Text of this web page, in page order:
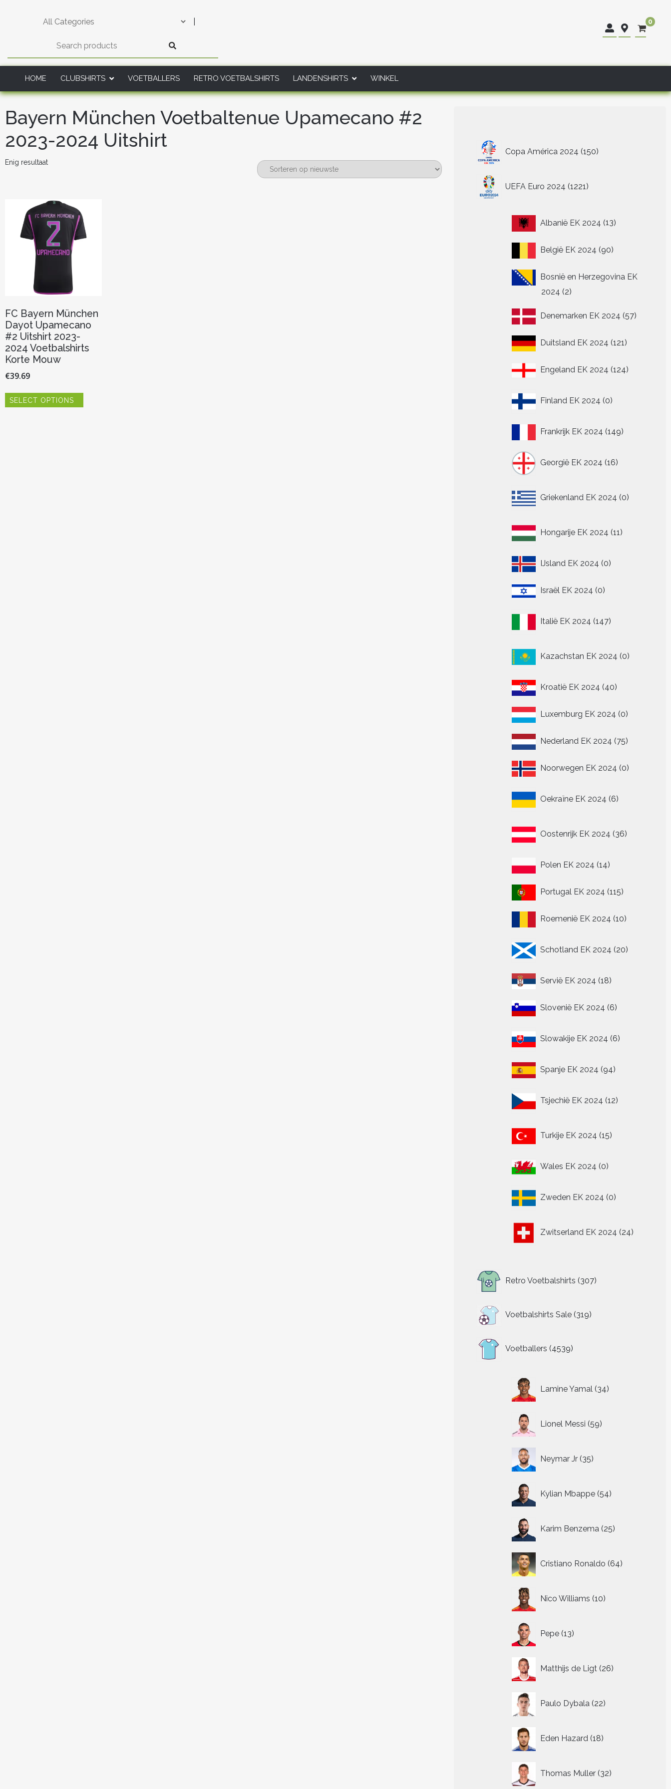
0
HOME CLUBSHIRTS VOETBALLERS RETRO VOETBALSHIRTS LANDENSHIRTS WINKEL
Bayern München Voetbaltenue Upamecano #2
2023-2024 Uitshirt
Enig resultaat
FC Bayern München
Dayot Upamecano
#2 Uitshirt 2023-
2024 Voetbalshirts
Korte Mouw
€39.69
SELECT OPTIONS
Copa América 2024 150
producten
UEFA Euro 2024 1221
producten
Albanië EK 2024 1313
België EK 2024 9090
Bosnië en Herzegovina EK
2024 22
Denemarken EK 2024 5757
Duitsland EK 2024 121 121
Engeland EK 2024 124124
Finland EK 2024 0
producten
Frankrijk EK 2024 149149
Georgië EK 2024 16
producten
Griekenland EK 2024 0
producten
Hongarije EK 2024 11
producten
IJsland EK 2024 00
Israël EK 2024 00
Italië EK 2024 147
producten
Kazachstan EK 2024 0
producten
Kroatië EK 2024 4040
Luxemburg EK 2024 00
Nederland EK 2024 7575
Noorwegen EK 2024 00
Oekraïne EK 2024 6
producten
Oostenrijk EK 2024 36
producten
Polen EK 2024 1414
Portugal EK 2024 115115
Roemenië EK 2024 1010
Schotland EK 2024 20
producten
Servië EK 2024 1818
Slovenië EK 2024 66
Slowakije EK 2024 6
producten
Spanje EK 2024 9494
Tsjechië EK 2024 12
producten
Turkije EK 2024 15
producten
Wales EK 2024 00
Zweden EK 2024 0
producten
Zwitserland EK 2024 24
producten
Retro Voetbalshirts 307
producten
Voetbalshirts Sale 319
319
producten
Voetballers 4539
producten
Lamine Yamal 34
producten
Lionel Messi 59
producten
Neymar Jr 35
producten
Kylian Mbappe 54
producten
Karim Benzema 25
producten
Cristiano Ronaldo 64
producten
Nico Williams 10
producten
Pepe 13
producten
Matthijs de Ligt 26
producten
Paulo Dybala 22
producten
Eden Hazard 18
producten
Thomas Muller 32
producten